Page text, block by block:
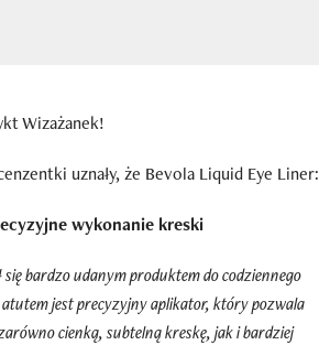
Wizażanek!
uznały, że Bevola Liquid Eye Liner:
wykonanie kreski
się bardzo udanym produktem do codziennego
jest precyzyjny aplikator, który pozwala
cienką, subtelną kreskę, jak i bardziej